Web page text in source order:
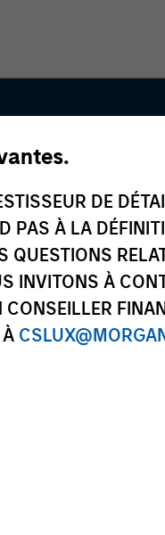
DE
PAS À LA
INVITONS À
is inefficiently